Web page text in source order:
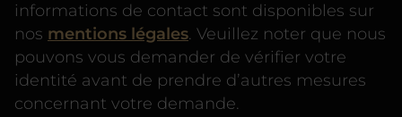
informations de contact sont disponibles sur
nos mentions légales. Veuillez noter que nous
pouvons vous demander de vérifier votre
identité avant de prendre d’autres mesures
concernant votre demande.